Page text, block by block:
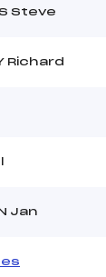
Steve
Richard
Jan